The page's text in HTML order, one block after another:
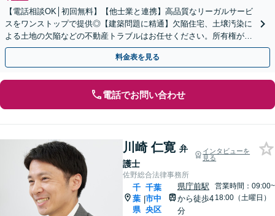
【電話相談OK│初回無料】【他士業と連携】高品質なリーガルサービ
スをワンストップで提供◎【建築問題に精通】欠陥住宅、土壌汚染に
よる土地の欠陥などの不動産トラブルはお任せください。所有権があ
る土地の不法占拠、明け渡し請求にも毅然と対応します。
料金表を見る
電話でお問い合わせ
川崎 仁寛 弁
護士
インタビューを
見る
佐野総合法律事務所
千
葉
県
|
千葉
市中
央区
県庁前駅
から徒歩4
分
営業時間：09:00~
18:00（土曜日）